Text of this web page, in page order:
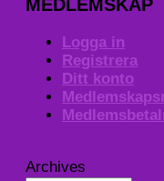
MEDLEMSKAP
Logga in
Registrera
Ditt konto
Archives